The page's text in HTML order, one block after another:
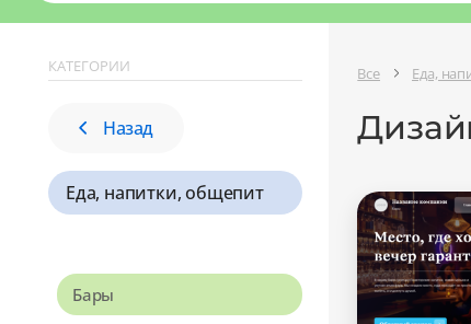
КАТЕГОРИИ
Назад
Еда, напитки, общепит
Бары
Все Еда,